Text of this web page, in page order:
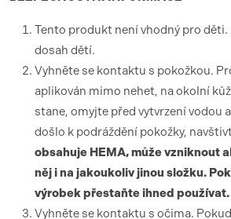
Tento produkt není vhodný pro
dosah dětí.
Vyhněte se kontaktu s pokožkou.
aplikován mimo nehet, na okolní
stane, omyjte před vytvrzení vodou
došlo k podráždění pokožky,
obsahuje HEMA, může vzniknout
něj i na jakoukoliv jinou složku.
výrobek přestaňte ihned používat.
Vyhněte se kontaktu s očima.